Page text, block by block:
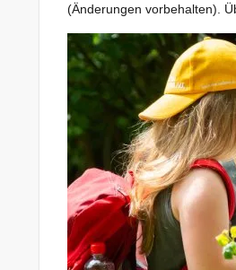
(Änderungen vorbehalten).